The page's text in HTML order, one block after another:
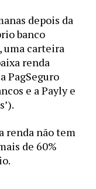
depois da
banco
, uma carteira
renda
PagSeguro
e a Payly e
renda não tem
de 60%